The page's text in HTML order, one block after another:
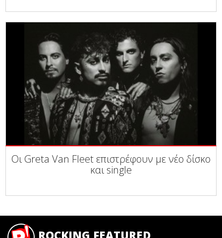
Οι Greta Van Fleet επιστρέφουν με νέο δίσκο
και single
ROCKING FEATURED